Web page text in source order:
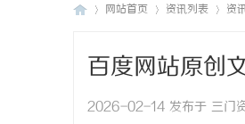
网站首页 资讯列表 资
百度网站原创
2026-02-14 发布于 三门